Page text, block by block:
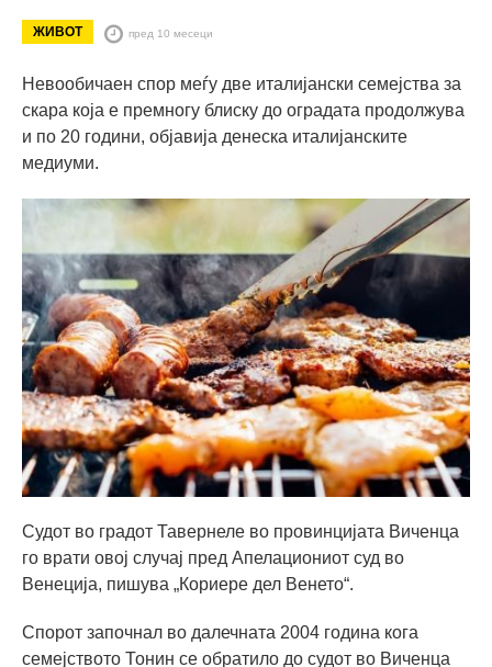
ЖИВОТ пред 10 месеци
Невообичаен спор меѓу две италијански семејства за
скара која е премногу блиску до оградата продолжува
и по 20 години, објавија денеска италијанските
медиуми.
Судот во градот Тавернеле во провинцијата Виченца
го врати овој случај пред Апелациониот суд во
Венеција, пишува „Кориере дел Венето“.
Спорот започнал во далечната 2004 година кога
семејството Тонин се обратило до судот во Виченца